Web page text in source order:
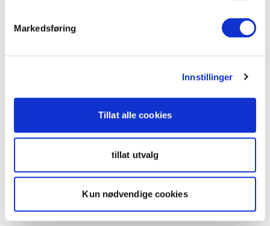
Markedsføring
Innstillinger
Tillat alle cookies
tillat utvalg
Kun nødvendige cookies